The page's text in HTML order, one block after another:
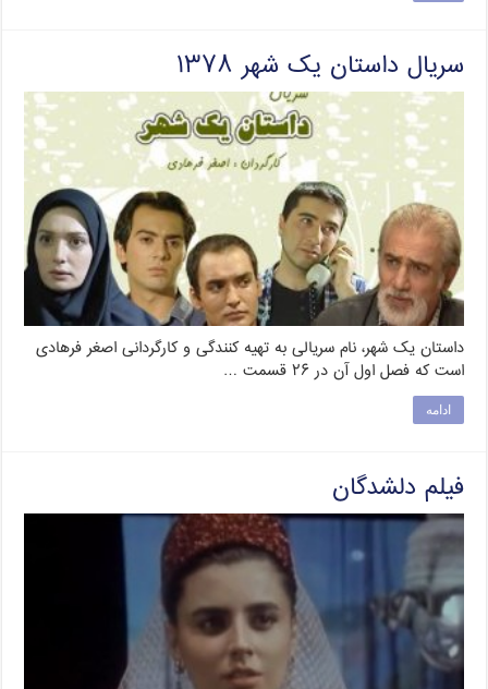
سریال داستان یک شهر ۱۳۷۸
داستان یک شهر، نام سریالی به تهیه کنندگی و کارگردانی اصغر فرهادی
است که فصل اول آن در ۲۶ قسمت …
ادامه
فیلم دلشدگان